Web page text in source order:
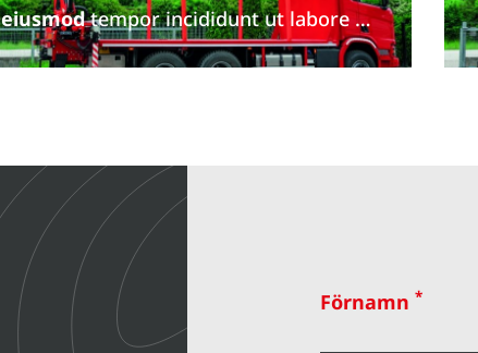
eiusmodtempor incididunt ut labore et
dolore magna aliqua.
Förnamn *